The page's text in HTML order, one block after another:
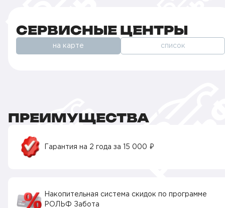
СЕРВИСНЫЕ ЦЕНТРЫ
на карте список
ПРЕИМУЩЕСТВА
Гарантия на 2 года за 15 000 ₽
Накопительная система скидок по программе
РОЛЬФ Забота